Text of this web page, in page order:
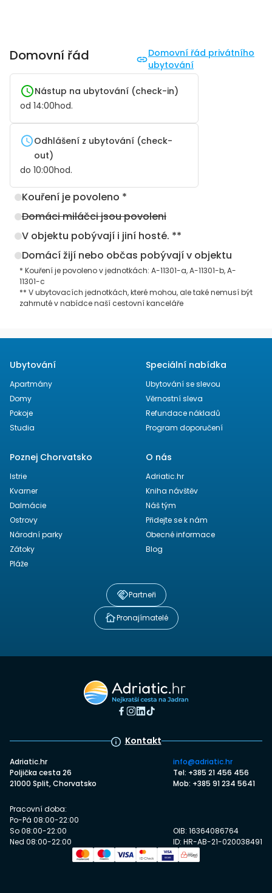
Domovní řád
Domovní řád privátního
ubytování
Nástup na ubytování (check-in)
od 14:00hod.
Odhlášení z ubytování (check-
out)
do 10:00hod.
Kouření je povoleno *
Domáci miláčci jsou povoleni
V objektu pobývají i jiní hosté. **
Domácí žijí nebo občas pobývají v objektu
* Kouření je povoleno v jednotkách: A-11301-a, A-11301-b, A-
11301-c
** V ubytovacích jednotkách, které mohou, ale také nemusí být
zahrnuté v nabídce naší cestovní kanceláře
Ubytování
Apartmány
Domy
Pokoje
Studia
Speciální nabídka
Ubytování se slevou
Věrnostní sleva
Refundace nákladů
Program doporučení
Poznej Chorvatsko
Istrie
Kvarner
Dalmácie
Ostrovy
Národní parky
Zátoky
Pláže
O nás
Adriatic.hr
Kniha návštěv
Náš tým
Přidejte se k nám
Obecné informace
Blog
Partneři
Pronajímatelé
Kontakt
Adriatic.hr
Poljička cesta 26
21000 Split, Chorvatsko
info@adriatic.hr
Tel: +385 21 456 456
Mob: +385 91 234 5641
Pracovní doba:
Po-Pá 08:00-22:00
So 08:00-22:00
Ned 08:00-22:00
OIB: 16364086764
ID: HR-AB-21-020038491